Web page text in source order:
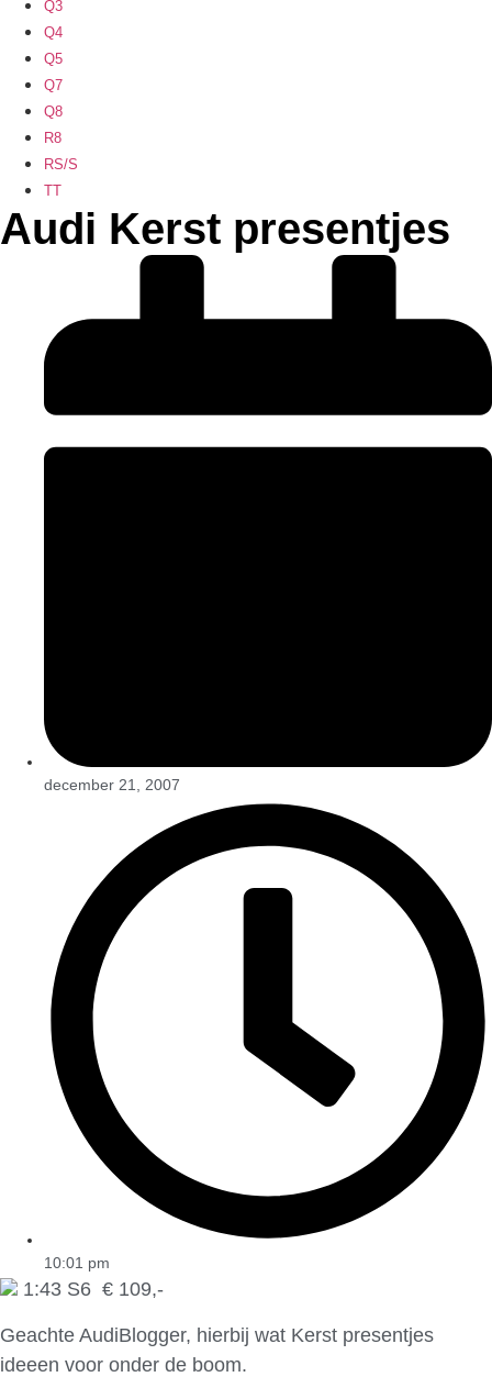
Q3
Q4
Q5
Q7
Q8
R8
RS/S
TT
Audi Kerst presentjes
december 21, 2007
10:01 pm
1:43 S6 € 109,-
Geachte AudiBlogger, hierbij wat Kerst presentjes
ideeen voor onder de boom.